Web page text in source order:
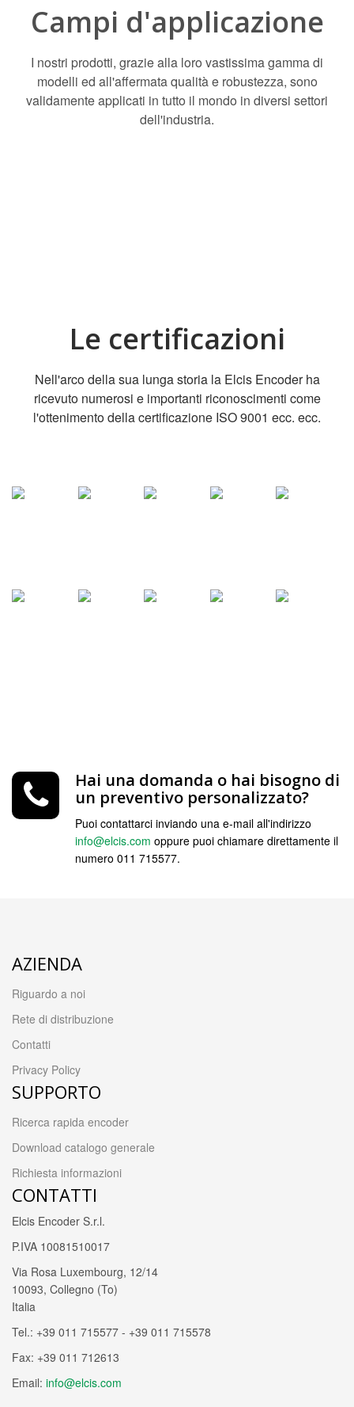
Campi d'applicazione
I nostri prodotti, grazie alla loro vastissima gamma di
modelli ed all'affermata qualità e robustezza, sono
validamente applicati in tutto il mondo in diversi settori
dell'industria.
Le certificazioni
Nell'arco della sua lunga storia la Elcis Encoder ha
ricevuto numerosi e importanti riconoscimenti come
l'ottenimento della certificazione ISO 9001 ecc. ecc.
Hai una domanda o hai bisogno di
un preventivo personalizzato?
Puoi contattarci inviando una e-mail all'indirizzo
info@elcis.com oppure puoi chiamare direttamente il
numero 011 715577.
AZIENDA
Riguardo a noi
Rete di distribuzione
Contatti
Privacy Policy
SUPPORTO
Ricerca rapida encoder
Download catalogo generale
Richiesta informazioni
CONTATTI
Elcis Encoder S.r.l.
P.IVA 10081510017
Via Rosa Luxembourg, 12/14
10093, Collegno (To)
Italia
Tel.: +39 011 715577 - +39 011 715578
Fax: +39 011 712613
Email: info@elcis.com